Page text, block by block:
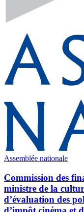
Assemblée nationale
Commission des
ministre de la
d’évaluation des